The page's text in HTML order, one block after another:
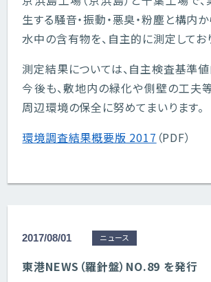
生する騒音・振動・悪臭・粉塵と構内
水中の含有物を、自主的に測定してお
測定結果については、自主検査基準値
今後も、敷地内の緑化や側壁の工夫
周辺環境の保全に努めてまいります。
環境調査結果概要版 2017 （PDF）
2017/08/01 ニュース
東港NEWS（羅針盤）NO.89 を発行